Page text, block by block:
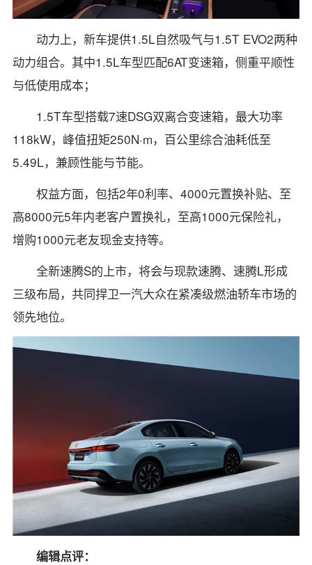
动力上，新车提供1.5L自然吸气与1.5T EVO2两种
动力组合。其中1.5L车型匹配6AT变速箱，侧重平顺性
与低使用成本；
1.5T车型搭载7速DSG双离合变速箱，最大功率
118kW，峰值扭矩250N·m，百公里综合油耗低至
5.49L，兼顾性能与节能。
权益方面，包括2年0利率、4000元置换补贴、至
高8000元5年内老客户置换礼，至高1000元保险礼，
增购1000元老友现金支持等。
全新速腾S的上市，将会与现款速腾、速腾L形成
三级布局，共同捍卫一汽大众在紧凑级燃油轿车市场的
领先地位。
编辑点评：